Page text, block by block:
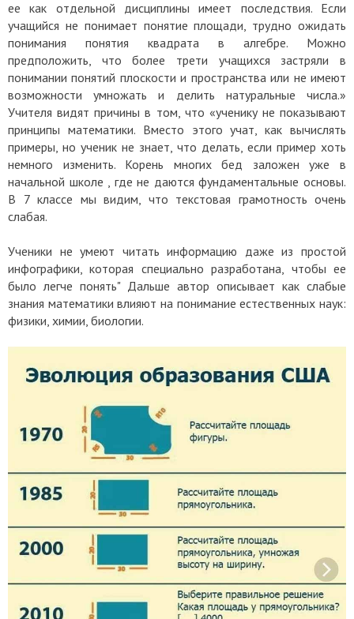
ее как отдельной дисциплины имеет последствия. Если
учащийся не понимает понятие площади, трудно ожидать
понимания понятия квадрата в алгебре. Можно
предположить, что более трети учащихся застряли в
понимании понятий плоскости и пространства или не имеют
возможности умножать и делить натуральные числа.»
Учителя видят причины в том, что «ученику не показывают
принципы математики. Вместо этого учат, как вычислять
примеры, но ученик не знает, что делать, если пример хоть
немного изменить. Корень многих бед заложен уже в
начальной школе , где не даются фундаментальные основы.
В 7 классе мы видим, что текстовая грамотность очень
слабая.
Ученики не умеют читать информацию даже из простой
инфографики, которая специально разработана, чтобы ее
было легче понять" Дальше автор описывает как слабые
знания математики влияют на понимание естественных наук:
физики, химии, биологии.